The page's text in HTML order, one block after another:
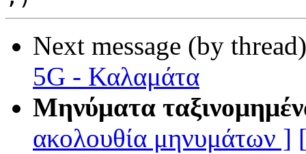
Next message (by
5G - Καλαμάτα
Μηνύματα
ακολουθία μηνυμάτων ]